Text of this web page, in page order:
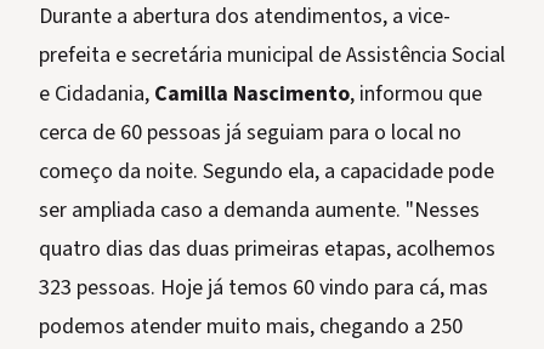
Durante a abertura dos atendimentos, a vice-
prefeita e secretária municipal de Assistência Social
e Cidadania, Camilla Nascimento, informou que
cerca de 60 pessoas já seguiam para o local no
começo da noite. Segundo ela, a capacidade pode
ser ampliada caso a demanda aumente. "Nesses
quatro dias das duas primeiras etapas, acolhemos
323 pessoas. Hoje já temos 60 vindo para cá, mas
podemos atender muito mais, chegando a 250